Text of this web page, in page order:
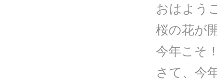
おはよう
桜の花が
今年こそ
さて、今